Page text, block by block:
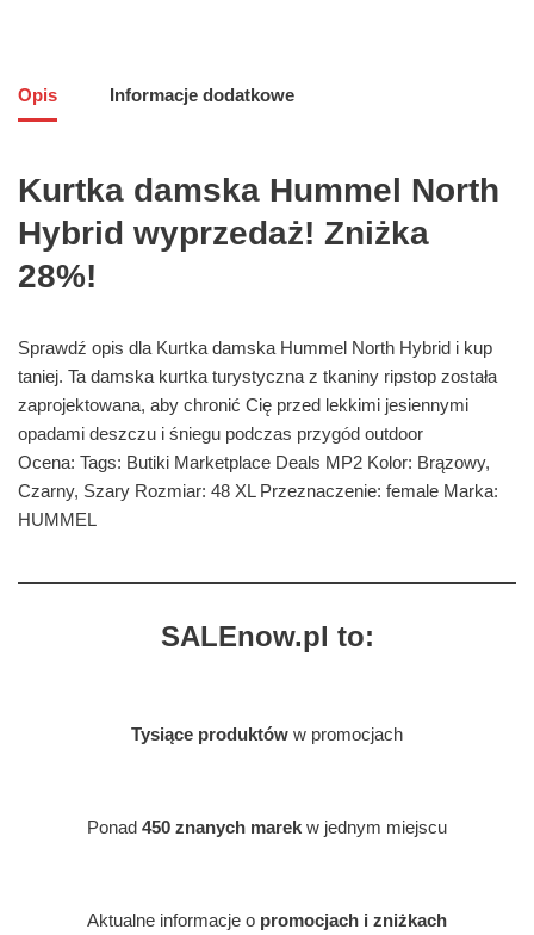
Opis Informacje dodatkowe
Kurtka damska Hummel North
Hybrid wyprzedaż! Zniżka
28%!
Sprawdź opis dla Kurtka damska Hummel North Hybrid i kup
taniej. Ta damska kurtka turystyczna z tkaniny ripstop została
zaprojektowana, aby chronić Cię przed lekkimi jesiennymi
opadami deszczu i śniegu podczas przygód outdoor
Ocena: Tags: Butiki Marketplace Deals MP2 Kolor: Brązowy,
Czarny, Szary Rozmiar: 48 XL Przeznaczenie: female Marka:
HUMMEL
SALEnow.pl to:
Tysiące produktów w promocjach
Ponad 450 znanych marek w jednym miejscu
Aktualne informacje o promocjach i zniżkach